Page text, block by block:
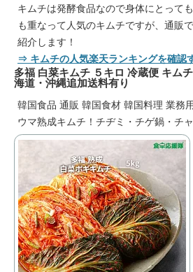
キムチは発酵食品なので身体にとって
も重なって人気のキムチですが、通販
紹介します！
⇒ キムチの人気楽天ランキングを確認
多福 白菜キムチ ５キロ 冷蔵便 キム
海道・沖縄追加送料有り
韓国食品 通販 韓国食材 韓国料理 業務
ウマ熟成キムチ！チヂミ・チゲ鍋・チ